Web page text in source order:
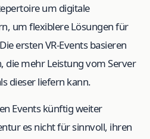
um digitale
um flexiblere Lösungen für
ersten VR-Events basieren
die mehr Leistung vom Server
dieser liefern kann.
Events künftig weiter
es nicht für sinnvoll, ihren